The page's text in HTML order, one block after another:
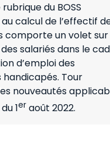
du BOSS
calcul de l’effectif
comporte un volet sur
salariés dans le
d’emploi des
Tour
nouveautés
1er août 2022.